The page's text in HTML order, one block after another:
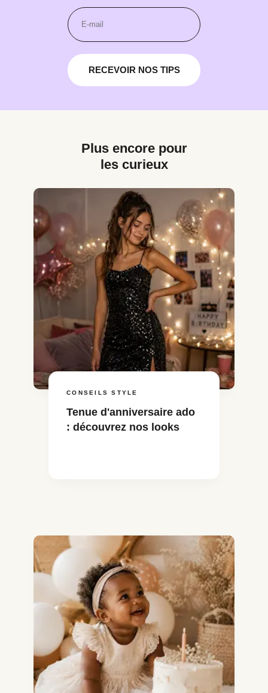
RECEVOIR NOS TIPS
Plus encore pour
les curieux
CONSEILS STYLE
Tenue d'anniversaire ado
: découvrez nos looks